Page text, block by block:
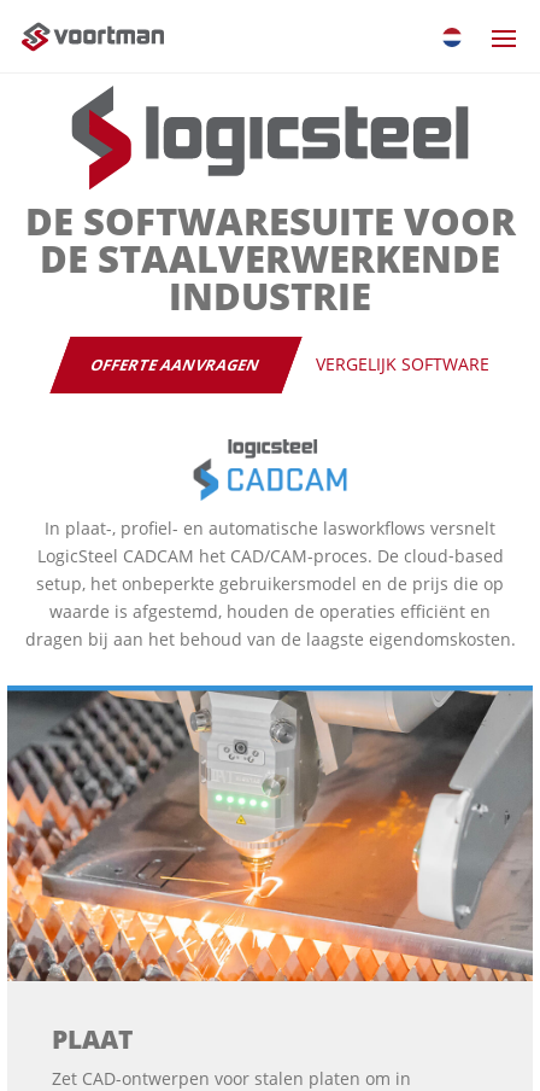
DE SOFTWARESUITE VOOR
DE STAALVERWERKENDE
INDUSTRIE
OFFERTE AANVRAGEN VERGELIJK SOFTWARE
In plaat-, profiel- en automatische lasworkflows versnelt
LogicSteel CADCAM het CAD/CAM-proces. De cloud‑based
setup, het onbeperkte gebruikersmodel en de prijs die op
waarde is afgestemd, houden de operaties efficiënt en
dragen bij aan het behoud van de laagste eigendomskosten.
PLAAT
Zet CAD-ontwerpen voor stalen platen om in